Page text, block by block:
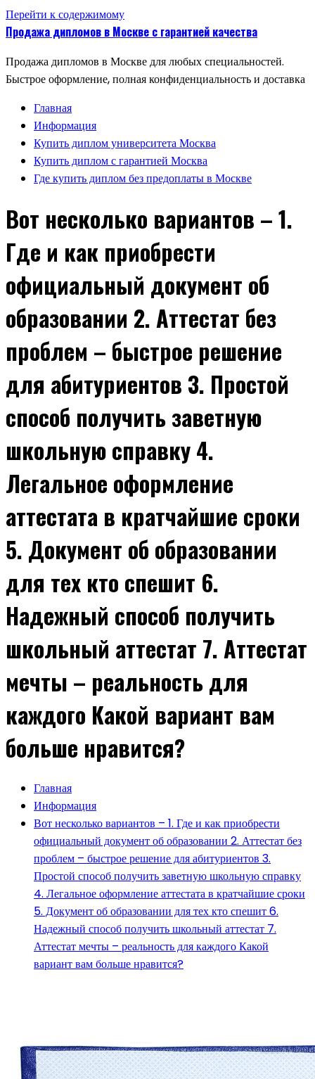
Перейти к содержимому
Продажа дипломов в Москве с гарантией качества
Продажа дипломов в Москве для любых специальностей.
Быстрое оформление, полная конфиденциальность и доставка
Главная
Информация
Купить диплом университета Москва
Купить диплом с гарантией Москва
Где купить диплом без предоплаты в Москве
Вот несколько вариантов – 1.
Где и как приобрести
официальный документ об
образовании 2. Аттестат без
проблем – быстрое решение
для абитуриентов 3. Простой
способ получить заветную
школьную справку 4.
Легальное оформление
аттестата в кратчайшие сроки
5. Документ об образовании
для тех кто спешит 6.
Надежный способ получить
школьный аттестат 7. Аттестат
мечты – реальность для
каждого Какой вариант вам
больше нравится?
Главная
Информация
Вот несколько вариантов – 1. Где и как приобрести
официальный документ об образовании 2. Аттестат без
проблем – быстрое решение для абитуриентов 3.
Простой способ получить заветную школьную справку
4. Легальное оформление аттестата в кратчайшие сроки
5. Документ об образовании для тех кто спешит 6.
Надежный способ получить школьный аттестат 7.
Аттестат мечты – реальность для каждого Какой
вариант вам больше нравится?